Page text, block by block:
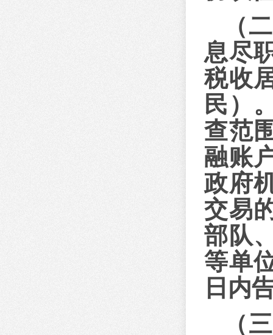
（
息尽
税收
民）
查范
融账
政府
交易
部队
等单
日内
（